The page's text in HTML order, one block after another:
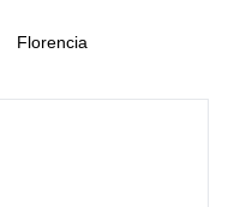
Florencia